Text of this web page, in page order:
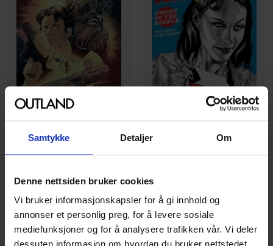
Samtykke Detaljer Om
Denne nettsiden bruker cookies
Vi bruker informasjonskapsler for å gi innhold og
annonser et personlig preg, for å levere sosiale
mediefunksjoner og for å analysere trafikken vår. Vi deler
dessuten informasjon om hvordan du bruker nettstedet
Smuggler's Run
Smugglers Run
Paperback · Engelsk
People
Lois Lane (2019)
Paperback · Engelsk